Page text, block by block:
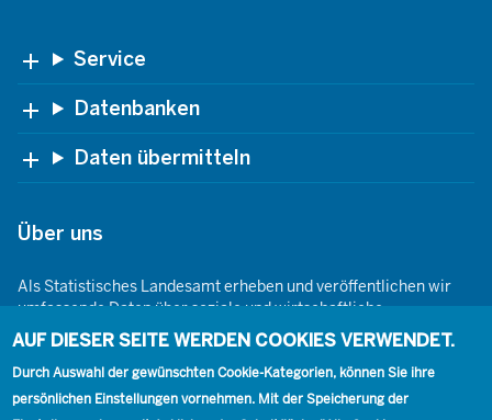
Footer Service
Datenbanken
Daten übermitteln
Über uns
Als Statistisches Landesamt erheben und veröffentlichen wir
umfassende Daten über soziale und wirtschaftliche
Gegebenheiten. Dabei sind wir den Grundsätzen der Neutralität,
Objektivität, wissenschaftlichen Unabhängigkeit und der
statistischen Geheimhaltung verpflichtet.
AUF DIESER SEITE WERDEN COOKIES VERWENDET.
Durch Auswahl der gewünschten Cookie-Kategorien, können Sie ihre
persönlichen Einstellungen vornehmen. Mit der Speicherung der